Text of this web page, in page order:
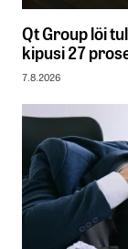
Qt Group löi
kipusi 27
7.8.2026